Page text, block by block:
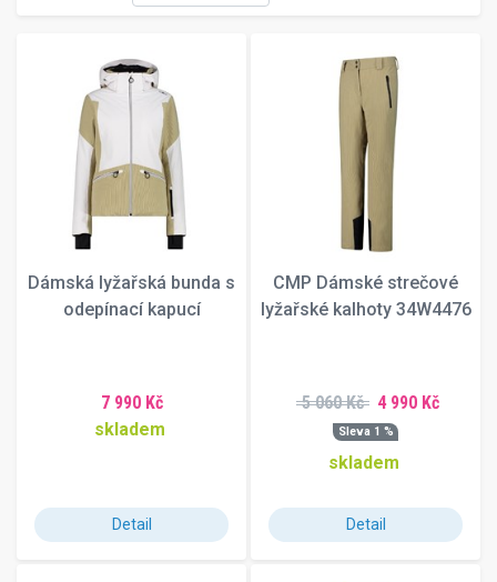
230
235
240
245
250
255
260
265
270
315
325
Dámská lyžařská bunda s
odepínací kapucí
7 990 Kč
skladem
Detail
CMP Dámské strečové
lyžařské kalhoty 34W4476
5 060 Kč 4 990 Kč
Sleva 1 %
skladem
Detail